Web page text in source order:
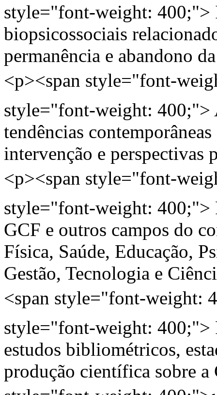
style="font-weight: 400;">
biopsicossociais
permanência e abandono
<p><span style="font-
style="font-weight: 400;">
tendências
intervenção e perspectivas
<p><span style="font-
style="font-weight: 400;">
GCF e outros campos do
Física, Saúde, Educação,
Gestão, Tecnologia e
<span style="font-weight:
style="font-weight: 400;">
estudos bibliométricos,
produção científica sobre